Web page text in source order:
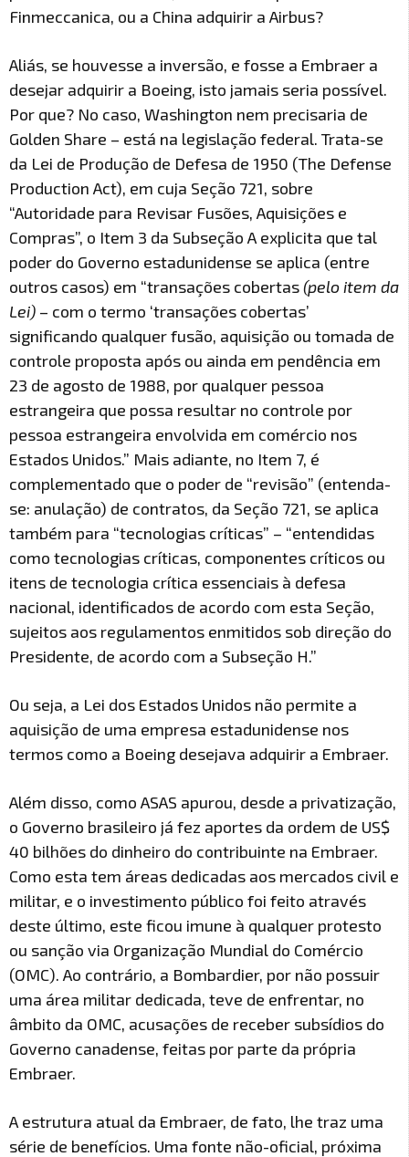
Finmeccanica, ou a China adquirir a Airbus?
Aliás, se houvesse a inversão, e fosse a Embraer a
desejar adquirir a Boeing, isto jamais seria possível.
Por que? No caso, Washington nem precisaria de
Golden Share – está na legislação federal. Trata-se
da Lei de Produção de Defesa de 1950 (The Defense
Production Act), em cuja Seção 721, sobre
“Autoridade para Revisar Fusões, Aquisições e
Compras”, o Item 3 da Subseção A explicita que tal
poder do Governo estadunidense se aplica (entre
outros casos) em “transações cobertas(pelo item da
Lei) – com o termo ‘transações cobertas’
significando qualquer fusão, aquisição ou tomada de
controle proposta após ou ainda em pendência em
23 de agosto de 1988, por qualquer pessoa
estrangeira que possa resultar no controle por
pessoa estrangeira envolvida em comércio nos
Estados Unidos.” Mais adiante, no Item 7, é
complementado que o poder de “revisão” (entenda-
se: anulação) de contratos, da Seção 721, se aplica
também para “tecnologias críticas” – “entendidas
como tecnologias críticas, componentes críticos ou
itens de tecnologia crítica essenciais à defesa
nacional, identificados de acordo com esta Seção,
sujeitos aos regulamentos enmitidos sob direção do
Presidente, de acordo com a Subseção H.”
Ou seja, a Lei dos Estados Unidos não permite a
aquisição de uma empresa estadunidense nos
termos como a Boeing desejava adquirir a Embraer.
Além disso, como ASAS apurou, desde a privatização,
o Governo brasileiro já fez aportes da ordem de US$
40 bilhões do dinheiro do contribuinte na Embraer.
Como esta tem áreas dedicadas aos mercados civil e
militar, e o investimento público foi feito através
deste último, este ficou imune à qualquer protesto
ou sanção via Organização Mundial do Comércio
(OMC). Ao contrário, a Bombardier, por não possuir
uma área militar dedicada, teve de enfrentar, no
âmbito da OMC, acusações de receber subsídios do
Governo canadense, feitas por parte da própria
Embraer.
A estrutura atual da Embraer, de fato, lhe traz uma
série de benefícios. Uma fonte não-oficial, próxima